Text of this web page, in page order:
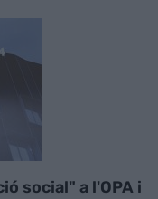
social" a l'OPA i